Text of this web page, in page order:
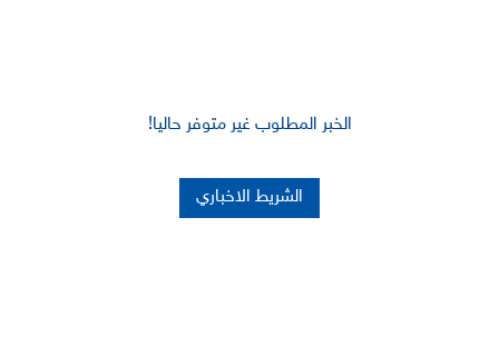
الخبر المطلوب غير متوفر حاليا!